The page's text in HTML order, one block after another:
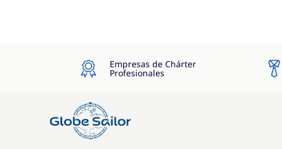
Empresas de Chárter
Profesionales